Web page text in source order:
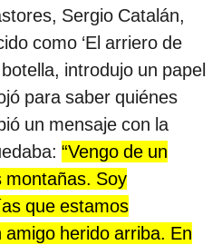
Sergio Catalán,
como ‘El arriero de
introdujo un papel
para saber quiénes
un mensaje con la
“Vengo de un
montañas. Soy
que estamos
herido arriba. En